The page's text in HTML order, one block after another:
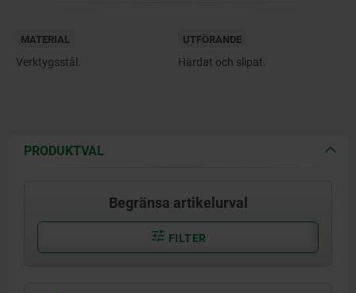
MATERIAL
Verktygsstål.
UTFÖRANDE
Härdat och slipat.
PRODUKTVAL
Begränsa artikelurval
FILTER